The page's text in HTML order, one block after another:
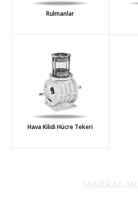
Rulmanlar
Hava Kilidi Hücre Tekeri
MARKALAR